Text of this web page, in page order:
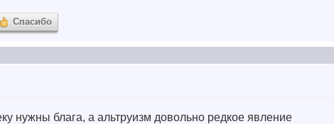
Спасибо
нужны блага, а альтруизм довольно редкое явление